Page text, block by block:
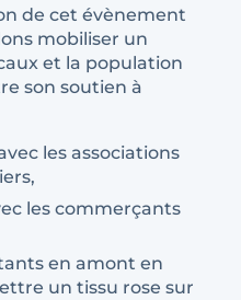
de cet évènement
mobiliser un
et la population
son soutien à
les associations
les commerçants
en amont en
un tissu rose sur